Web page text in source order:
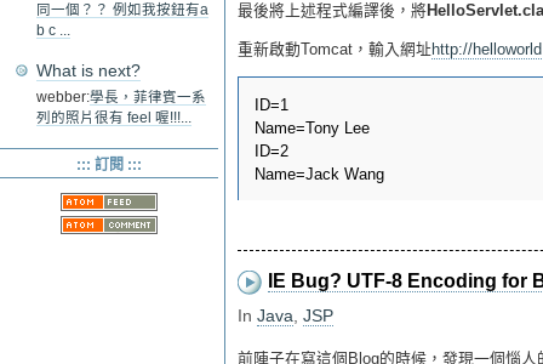
最後將上述程式編譯後，將
重新啟動Tomcat，輸入網址 http://
ID=1
Name=Tony Lee
ID=2
Name=Jack Wang
IE Bug? UTF-8 Encoding for
In Java JSP
前陣子在寫這個Blog的時候，發現一個惱人
同一個？？ 例如我按鈕有a
b c ...
What is next?
webber:學長，菲律賓一系
列的照片很有 feel 喔!!!...
::: 訂閱 :::